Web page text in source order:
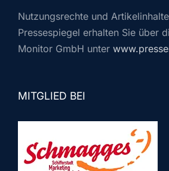
Nutzungsrechte und
Pressespiegel erhalten Sie über
Monitor GmbH unter
MITGLIED BEI